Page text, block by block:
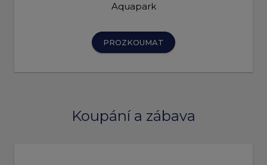
Aquapark
PROZKOUMAT
Koupání a zábava